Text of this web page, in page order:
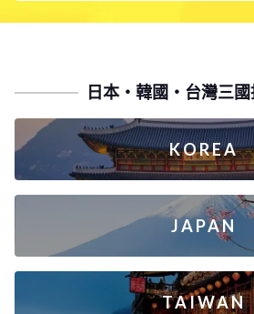
日本・韓國・台灣三
KOREA
JAPAN
TAIWAN